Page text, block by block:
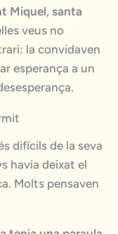
Miquel, santa
veus no
la convidaven
esperança a un
difícils de la seva
havia deixat el
Molts pensaven